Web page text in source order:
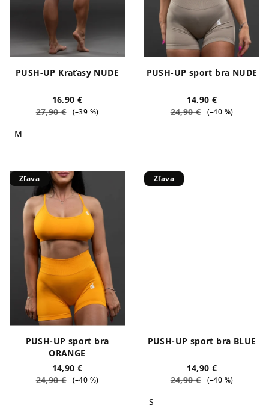
PUSH-UP Kraťasy NUDE
16,90 €
27,90 €
(–39 %)
M
PUSH-UP sport bra NUDE
14,90 €
24,90 €
(–40 %)
Zľava
PUSH-UP sport bra
ORANGE
14,90 €
24,90 €
(–40 %)
Zľava
PUSH-UP sport bra BLUE
14,90 €
24,90 €
(–40 %)
S